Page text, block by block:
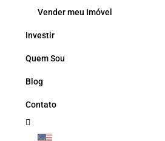
Vender meu Imóvel
Investir
Quem Sou
Blog
Contato